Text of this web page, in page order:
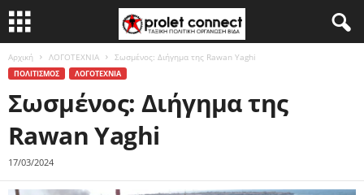
Αρχική ΛΟΓΟΤΕΧΝΙΑ Σωσμένος: Διήγημα της Rawan Yaghi
ΠΟΛΙΤΙΣΜΟΣ ΛΟΓΟΤΕΧΝΙΑ
Σωσμένος: Διήγημα της
Rawan Yaghi
17/03/2024